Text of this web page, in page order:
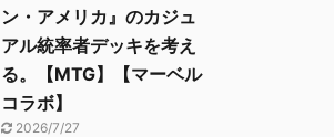
ン・アメリカ』のカジュ
アル統率者デッキを考え
る。【MTG】【マーベル
コラボ】
2026/7/27